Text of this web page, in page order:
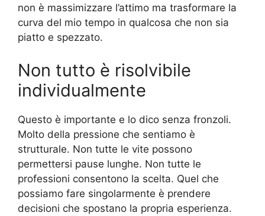
non è massimizzare l’attimo ma trasformare la
curva del mio tempo in qualcosa che non sia
piatto e spezzato.
Non tutto è risolvibile
individualmente
Questo è importante e lo dico senza fronzoli.
Molto della pressione che sentiamo è
strutturale. Non tutte le vite possono
permettersi pause lunghe. Non tutte le
professioni consentono la scelta. Quel che
possiamo fare singolarmente è prendere
decisioni che spostano la propria esperienza.